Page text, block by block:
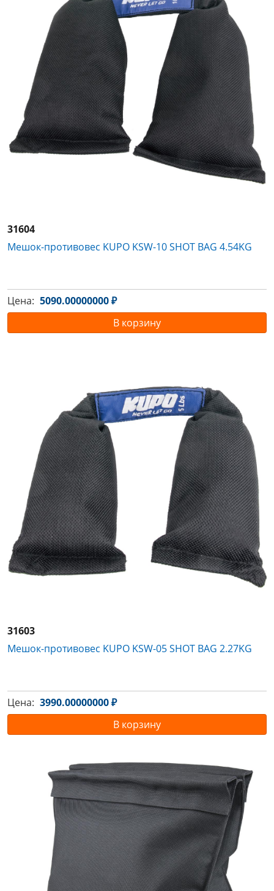
31604
Мешок-противовес KUPO KSW-10 SHOT BAG 4.54KG
Цена: 5090.00000000 ₽
В корзину
31603
Мешок-противовес KUPO KSW-05 SHOT BAG 2.27KG
Цена: 3990.00000000 ₽
В корзину